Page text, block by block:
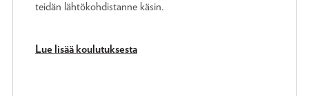
teidän lähtökohdistanne käsin.
Lue lisää koulutuksesta